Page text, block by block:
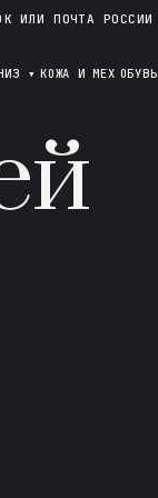
ИЛИ ПОЧТА РОССИИ
▾ КОЖА И МЕХ ОБУВЬ